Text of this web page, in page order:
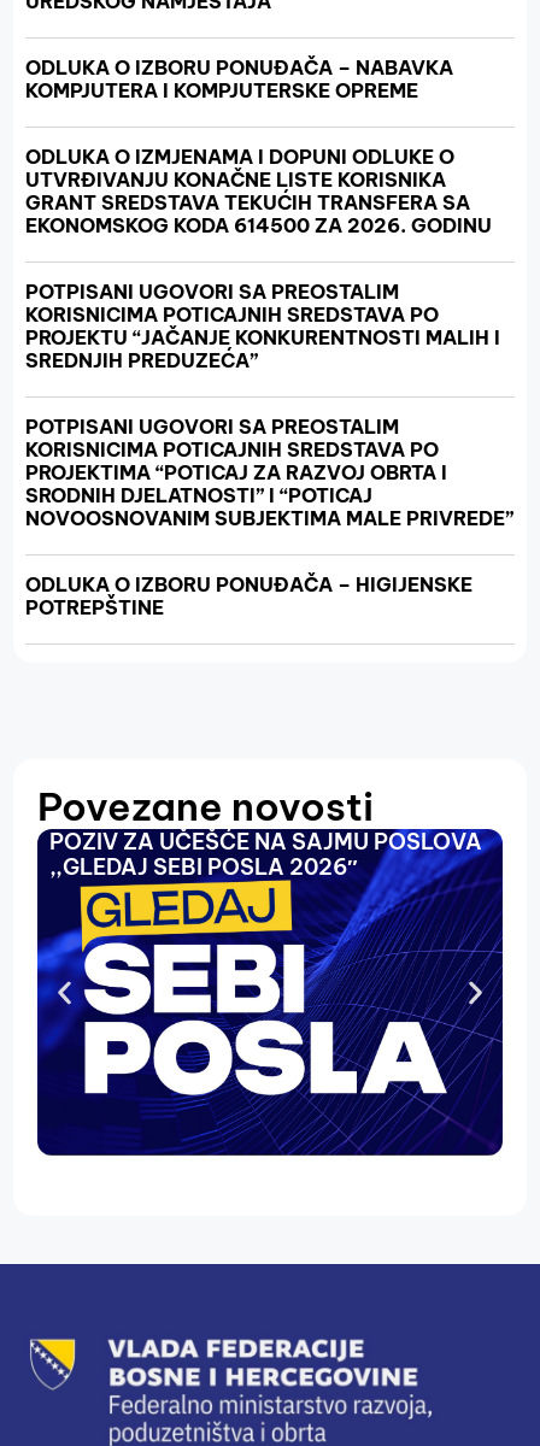
ODLUKA O IZBORU PONUĐAČA – NABAVKA
KOMPJUTERA I KOMPJUTERSKE OPREME
ODLUKA O IZMJENAMA I DOPUNI ODLUKE O
UTVRĐIVANJU KONAČNE LISTE KORISNIKA
GRANT SREDSTAVA TEKUĆIH TRANSFERA SA
EKONOMSKOG KODA 614500 ZA 2026. GODINU
POTPISANI UGOVORI SA PREOSTALIM
KORISNICIMA POTICAJNIH SREDSTAVA PO
PROJEKTU “JAČANJE KONKURENTNOSTI MALIH I
SREDNJIH PREDUZEĆA”
POTPISANI UGOVORI SA PREOSTALIM
KORISNICIMA POTICAJNIH SREDSTAVA PO
PROJEKTIMA “POTICAJ ZA RAZVOJ OBRTA I
SRODNIH DJELATNOSTI” I “POTICAJ
NOVOOSNOVANIM SUBJEKTIMA MALE PRIVREDE”
ODLUKA O IZBORU PONUĐAČA – HIGIJENSKE
POTREPŠTINE
Povezane novosti
POZIV ZA UČEŠĆE NA SAJMU POSLOVA
,,GLEDAJ SEBI POSLA 2026″